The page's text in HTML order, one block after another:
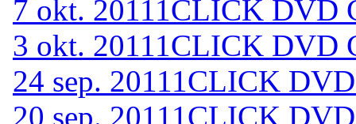
7 okt. 20111CLICK DVD
3 okt. 20111CLICK DVD
24 sep. 20111CLICK
20 sep. 20111CLICK